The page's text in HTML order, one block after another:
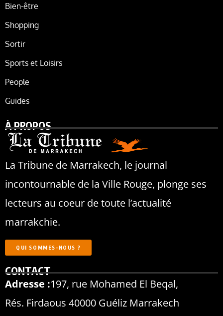
Bien-être
Shopping
Sortir
Sports et Loisirs
People
Guides
À PROPOS
La Tribune de Marrakech, le journal
incontournable de la Ville Rouge, plonge ses
lecteurs au coeur de toute l’actualité
marrakchie.
QUI SOMMES-NOUS ?
CONTACT
Adresse :197, rue Mohamed El Beqal,
Rés. Firdaous 40000 Guéliz Marrakech